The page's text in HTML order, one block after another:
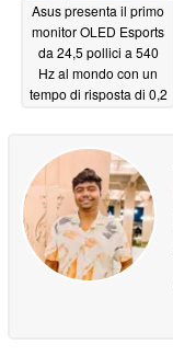
Asus presenta il primo
monitor OLED Esports
da 24,5 pollici a 540
Hz al mondo con un
tempo di risposta di 0,2